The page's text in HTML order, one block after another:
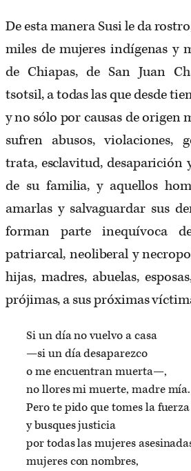
De esta manera Susi le da
miles de mujeres indígenas y
de Chiapas, de San Juan
tsotsil, a todas las que desde
y no sólo por causas de origen
sufren abusos, violaciones,
trata, esclavitud,
de su familia, y aquellos
amarlas y salvaguardar sus
forman parte inequívoca
patriarcal, neoliberal y
hijas, madres, abuelas,
prójimas, a sus próximas
Si un día no vuelvo a casa
—si un día desaparezco
o me encuentran muerta—,
no llores mi muerte, madre mía.
Pero te pido que tomes la
y busques justicia
por todas las mujeres
mujeres con nombres,